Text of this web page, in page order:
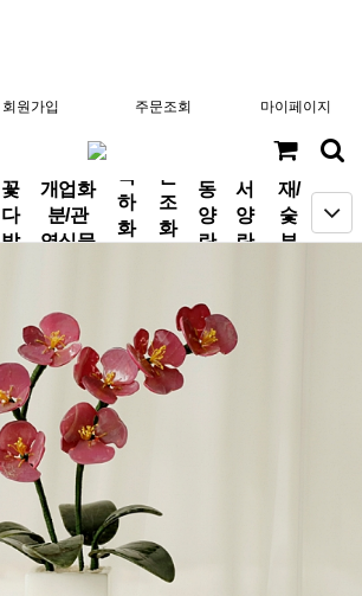
회원가입 주문조회 마이페이지
꽃
다
발
개업화
분/관
엽식물
축
하
화
근
조
화
동
양
란
서
양
란
분
재/
숯
부